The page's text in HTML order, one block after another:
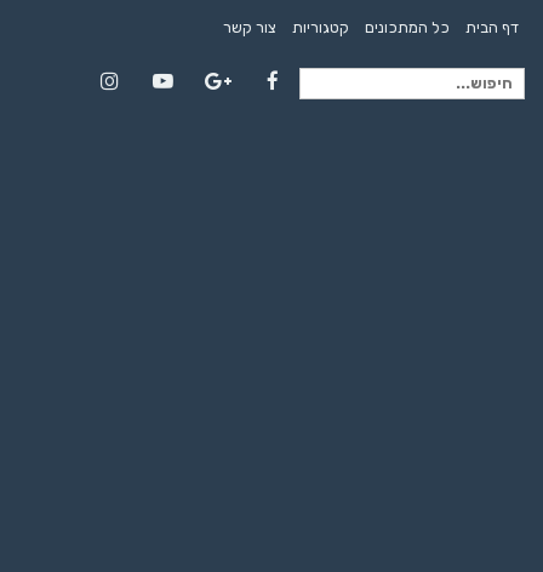
דף הבית כל המתכונים קטגוריות צור קשר
חיפוש